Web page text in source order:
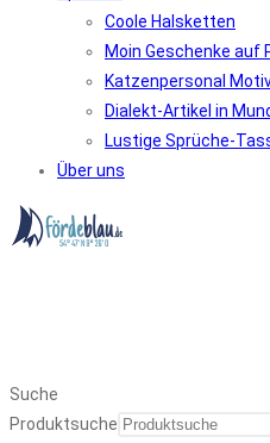
Coole Halsketten
Moin Geschenke
Katzenpersonal
Dialekt-Artikel in
Lustige Sprüche-
Über uns
Suche
Produktsuche